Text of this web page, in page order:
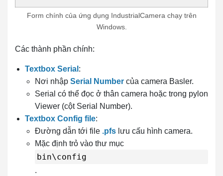
Form chính của ứng dụng IndustrialCamera chạy trên
Windows.
Các thành phần chính:
Textbox Serial :
Nơi nhập Serial Number của camera Basler.
Serial có thể đọc ở thân camera hoặc trong pylon
Viewer (cột Serial Number).
Textbox Config file:
Đường dẫn tới file .pfs lưu cấu hình camera.
Mặc định trỏ vào thư mục
bin\config
.